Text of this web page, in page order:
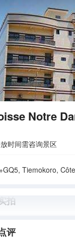
Notre
时间需咨询景区
Tiemokoro,
拍
评